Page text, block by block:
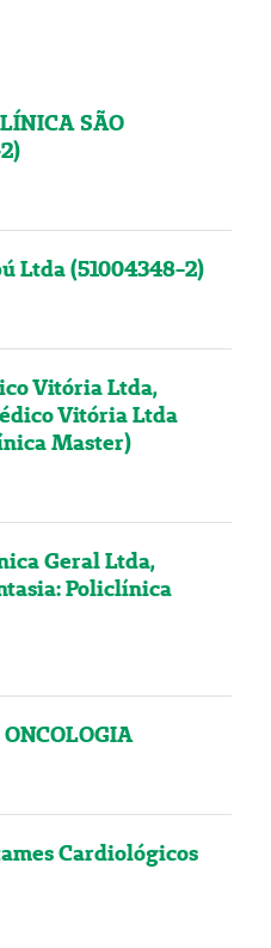
SÃO
Ltda (51004348-2)
Vitória Ltda,
Vitória Ltda
Master)
Geral Ltda,
Policlínica
Cardiológicos